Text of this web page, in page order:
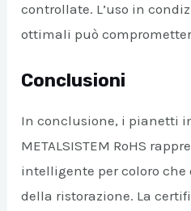
controllate. L’uso in
ottimali può
Conclusioni
In conclusione, i pianetti
METALSISTEM RoHS
intelligente per coloro che
della ristorazione. La